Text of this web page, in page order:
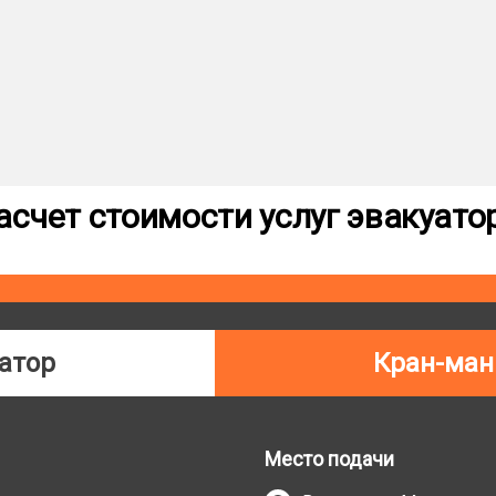
стоимости услуг
Кран-
Место подачи